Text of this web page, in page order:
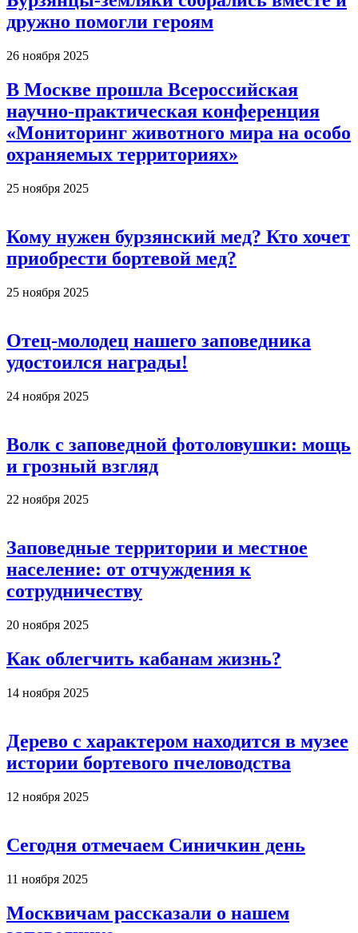
дружно помогли героям
26 ноября 2025
В Москве прошла Всероссийская
научно-практическая конференция
«Мониторинг животного мира на особо
охраняемых территориях»
25 ноября 2025
Кому нужен бурзянский мед? Кто хочет
приобрести бортевой мед?
25 ноября 2025
Отец-молодец нашего заповедника
удостоился награды!
24 ноября 2025
Волк с заповедной фотоловушки: мощь
и грозный взгляд
22 ноября 2025
Заповедные территории и местное
население: от отчуждения к
сотрудничеству
20 ноября 2025
Как облегчить кабанам жизнь?
14 ноября 2025
Дерево с характером находится в музее
истории бортевого пчеловодства
12 ноября 2025
Сегодня отмечаем Синичкин день
11 ноября 2025
Москвичам рассказали о нашем